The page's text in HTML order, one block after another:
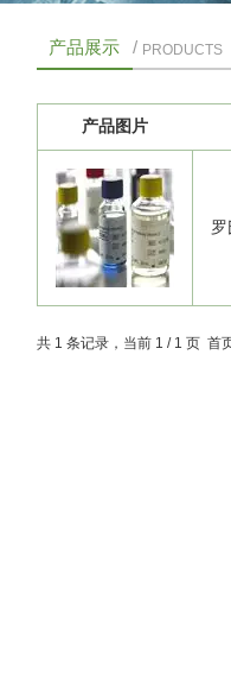
产品展示 / PRODUCTS
产品图片
共 1 条记录，当前 1 / 1 页